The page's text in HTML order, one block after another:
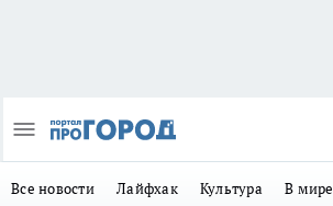
Все новости Лайфхак Культура В мире